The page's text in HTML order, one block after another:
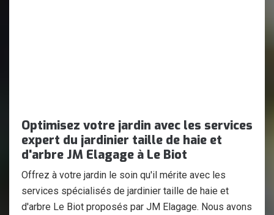
Optimisez votre jardin avec les services
expert du jardinier taille de haie et
d'arbre JM Elagage à Le Biot
Offrez à votre jardin le soin qu'il mérite avec les
services spécialisés de jardinier taille de haie et
d'arbre Le Biot proposés par JM Elagage. Nous avons